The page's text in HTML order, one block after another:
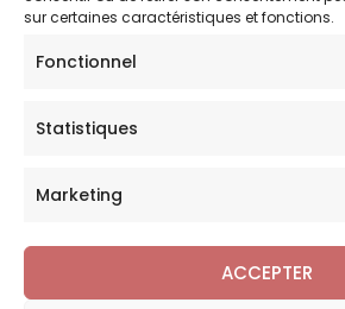
sur certaines caractéristiques et fonctions.
Fonctionnel
Statistiques
Marketing
ACCEPTER
Bijoux Breloque est votre boutique en
bijoux ou une demande sur votre